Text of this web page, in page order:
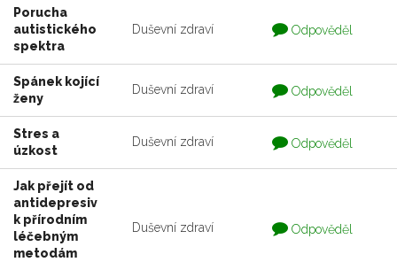
Porucha
autistického
spektra
Duševní zdraví
Otázka
je
Odpověděl
Spánek kojící
ženy
Duševní zdraví
Otázka
je
zodpovedaná
Odpověděl
Stres a
úzkost
Duševní zdraví
Otázka
je
zodpovedaná
Odpověděl
Jak přejít od
antidepresiv
k přírodním
léčebným
metodám
Duševní zdraví
Otázka
je
Odpověděl